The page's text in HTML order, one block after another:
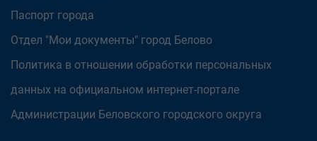
Паспорт города
Отдел "Мои документы" город Белово
Политика в отношении обработки персональных
данных на официальном интернет-портале
Администрации Беловского городского округа